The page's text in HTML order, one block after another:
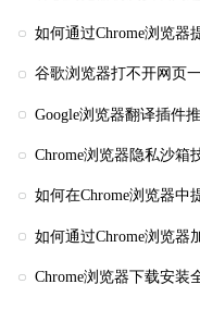
如何通过Chrome浏览器
谷歌浏览器打不开网页
Google浏览器翻译插件
Chrome浏览器隐私沙箱
如何在Chrome浏览器中
如何通过Chrome浏览器
Chrome浏览器下载安装